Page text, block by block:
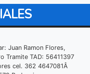
Juan Ramon Flores,
Tramite TAD: 56411397
cel. 362 4647081Â